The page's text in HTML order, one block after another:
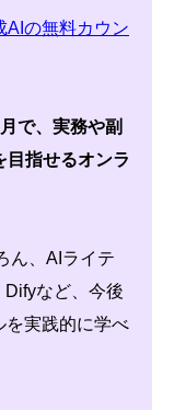
AIの無料カウン
で、実務や副
目指せるオンラ
ん、AIライテ
Difyなど、今後
を実践的に学べ